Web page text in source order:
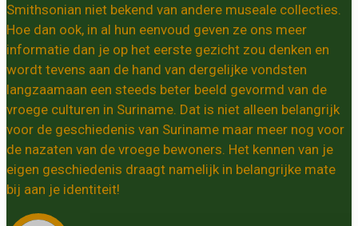
Smithsonian niet bekend van andere museale collecties.
Hoe dan ook, in al hun eenvoud geven ze ons meer
informatie dan je op het eerste gezicht zou denken en
wordt tevens aan de hand van dergelijke vondsten
langzaamaan een steeds beter beeld gevormd van de
vroege culturen in Suriname. Dat is niet alleen belangrijk
voor de geschiedenis van Suriname maar meer nog voor
de nazaten van de vroege bewoners. Het kennen van je
eigen geschiedenis draagt namelijk in belangrijke mate
bij aan je identiteit!